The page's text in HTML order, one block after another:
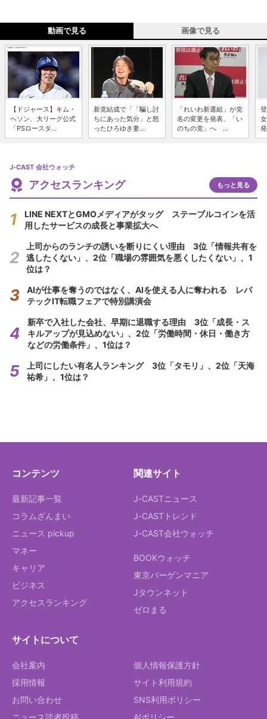
動画で見る 画像で見る
【ドジャース】キム・
ヘソン、大リーグ公式
「PSロースタ...
新党結成で「「騙し討
ちにあった気分」と怒
ったひろゆき妻...
「れいわ新選組」が党
名の変更を発表、「い
のちの党」へ ...
J-CAST 会社ウォッチ
アクセスランキング もっと見る
LINE NEXTとGMOメディアがタッグ ステーブルコインを活
用したサービスの成長と事業拡大へ
上司からのランチの誘いを断りにくい理由 3位「情報共有を
逃したくない」、2位「職場の雰囲気を悪くしたくない」、1
位は？
AIが仕事を奪うのではなく、AIを使える人に奪われる レバ
テックIT転職フェアで特別講演会
新卒で入社した会社、早期に退職する理由 3位「成長・ス
キルアップが見込めない」、2位「労働時間・休日・働き方
などの労働条件」、1位は？
上司にしたい有名人ランキング 3位「タモリ」、2位「天海
祐希」、1位は？
コンテンツ
最新記事一覧
コラムざんまい
ニュース pickup
マネー
キャリア
ビジネス
アクセスランキング
関連サイト
J-CASTニュース
J-CASTトレンド
J-CAST会社ウォッチ
BOOKウォッチ
東京バーゲンマニア
Jタウンネット
ゼロまる
サイトについて
会社案内
採用情報
お問い合わせ
ニュース読者投稿
個人情報保護方針
サイト利用規約
SNS利用ポリシー
AIポリシー